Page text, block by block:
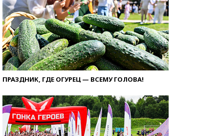
ПРАЗДНИК, ГДЕ ОГУРЕЦ — ВСЕМУ ГОЛОВА!